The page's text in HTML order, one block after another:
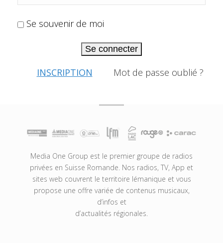
Se souvenir de moi
Se connecter
INSCRIPTION Mot de passe oublié ?
Media One Group est le premier groupe de radios
privées en Suisse Romande. Nos radios, TV, App et
sites web couvrent le territoire lémanique et vous
propose une offre variée de contenus musicaux,
d’infos et
d’actualités régionales.